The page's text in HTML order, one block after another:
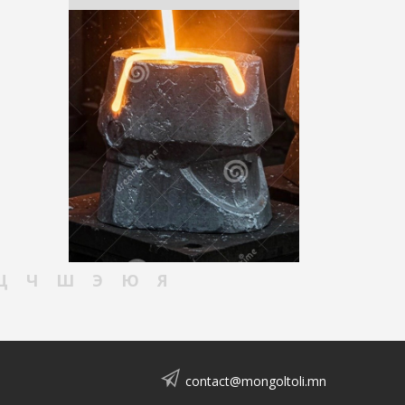
Ч Ш Э Ю Я
contact@mongoltoli.mn